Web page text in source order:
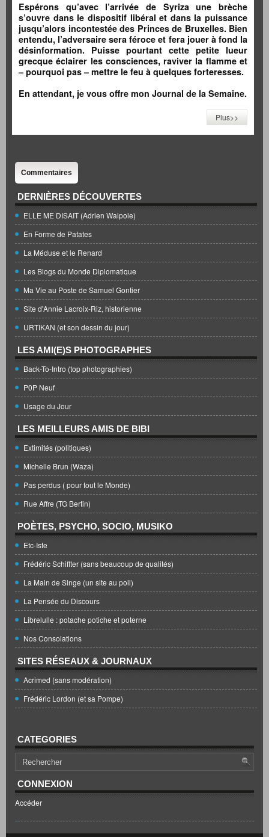
Espérons qu’avec l’arrivée de Syriza une brèche
s’ouvre dans le dispositif libéral et dans la puissance
jusqu’alors incontestée des Princes de Bruxelles. Bien
entendu, l’adversaire sera féroce et fera jouer à fond la
désinformation. Puisse pourtant cette petite lueur
grecque éclairer les consciences, raviver la flamme et
– pourquoi pas – mettre le feu à quelques forteresses.
En attendant, je vous offre mon Journal de la Semaine.
Plus>>
Commentaires
DERNIÈRES DÉCOUVERTES
ELLE ME DISAIT (Adrien Walpole)
En Forme de Patates
La Méduse et le Renard
Les Blogs du Monde Diplomatique
Ma Vie au Poste de Samuel Gontier
Site d'Annie Lacroix-Riz, historienne
URTIKAN (et son dessin du jour)
LES AMI(E)S PHOTOGRAPHES
Back-To-Intro (top photographies)
P0P Neuf
Usage du Jour
LES MEILLEURS AMIS DE BIBI
Extimités (politiques)
Michelle Brun (Waza)
Pas perdus ( pour tout le Monde)
Rue Affre (TG Bertin)
POÈTES, PSYCHO, SOCIO, MUSIKO
Etc-Iste
Frédéric Schiffter (sans beaucoup de qualités)
La Main de Singe (un site au poil)
La Pensée du Discours
Librelulle : potache potiche et poterne
Nos Consolations
SITES RÉSEAUX & JOURNAUX
Acrimed (sans modération)
Frédéric Lordon (et sa Pompe)
CATEGORIES
CONNEXION
Accéder